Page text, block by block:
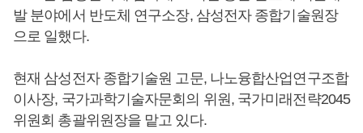
발 분야에서 반도체 연구소장, 삼성전자 종합기술원장
으로 일했다.
현재 삼성전자 종합기술원 고문, 나노융합산업연구조합
이사장, 국가과학기술자문회의 위원, 국가미래전략2045
위원회 총괄위원장을 맡고 있다.